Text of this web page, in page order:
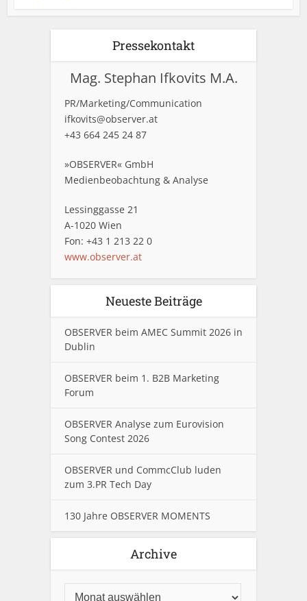
Pressekontakt
Mag. Stephan Ifkovits M.A.
PR/Marketing/Communication
ifkovits@observer.at
+43 664 245 24 87
»OBSERVER« GmbH
Medienbeobachtung & Analyse
Lessinggasse 21
A-1020 Wien
Fon: +43 1 213 22 0
www.observer.at
Neueste Beiträge
OBSERVER beim AMEC Summit 2026 in
Dublin
OBSERVER beim 1. B2B Marketing
Forum
OBSERVER Analyse zum Eurovision
Song Contest 2026
OBSERVER und CommcClub luden
zum 3.PR Tech Day
130 Jahre OBSERVER MOMENTS
Archive